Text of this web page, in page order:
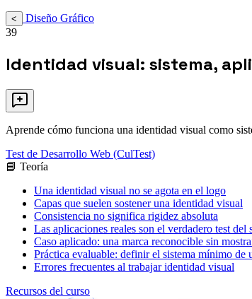
<
Diseño Gráfico
39
Identidad visual: sistema,
Aprende cómo funciona una identidad visual como
Test de Desarrollo Web (CulTest)
📘 Teoría
Una identidad visual no se agota en el logo
Capas que suelen sostener una identidad visual
Consistencia no significa rigidez absoluta
Las aplicaciones reales son el verdadero test del
Caso aplicado: una marca reconocible sin
Práctica evaluable: definir el sistema mínimo de
Errores frecuentes al trabajar identidad visual
Recursos del curso